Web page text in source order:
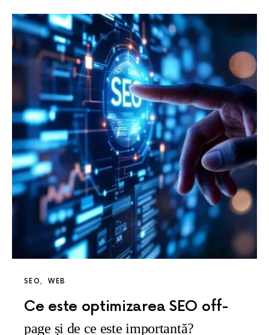
SEO WEB
Ce este optimizarea SEO off-
page și de ce este importantă?